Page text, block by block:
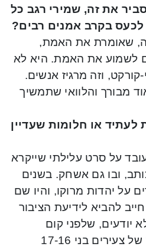
את זה, שמירי רגב כל
בקרב אמנים רבים?
שאומרת את האמת,
לשמוע את האמת. היא לא
וזה מרגיז אנשים.
מבורך והלוואי שתמשיך
לעתיד או חלומות שעדיין
על סרט עלילתי שייקרא
ובו גם אשחק. בשנים
על יהדות מרוקו, והיו שם
להביא לידיעת הציבור
יודעים, שלפני קום
המדינה התאגדה קבוצה של צעירים בני 17-16